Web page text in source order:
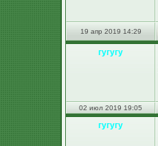
19 апр 2019 14:29
гугугу
02 июл 2019 19:05
гугугу